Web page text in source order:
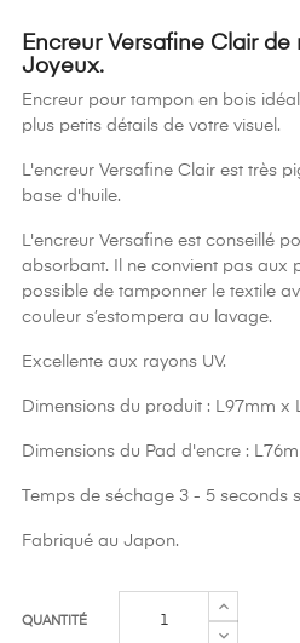
(1 avis)
Encreur Versafine Clair de
Joyeux.
Encreur pour tampon en bois
plus petits détails de votre visuel.
L'encreur Versafine Clair est très
base d'huile.
L'encreur Versafine est conseillé
absorbant. Il ne convient pas aux
possible de tamponner le textile
couleur s’estompera au lavage.
Excellente aux rayons UV.
Dimensions du produit : L97mm x
Dimensions du Pad d'encre :
Temps de séchage 3 - 5 seconds
Fabriqué au Japon.
QUANTITÉ